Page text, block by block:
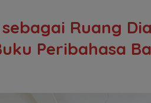
Ruang
Peribahasa